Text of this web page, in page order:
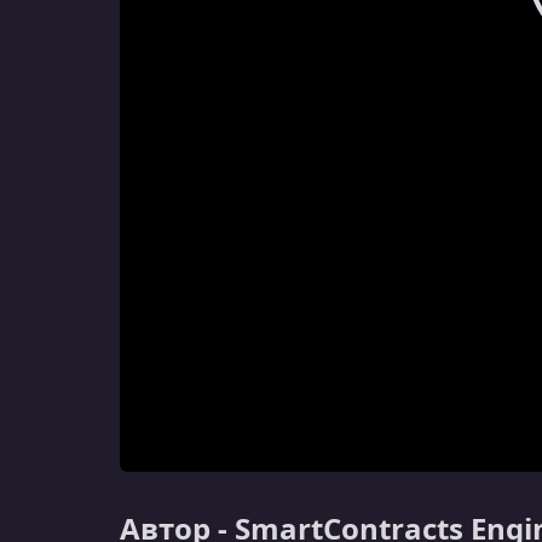
Автор - SmartContracts